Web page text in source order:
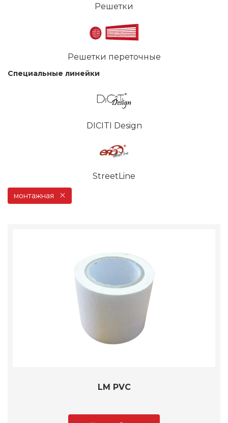
Решетки
Решетки переточные
Специальные линейки
DICITI Design
StreetLine
монтажная
LM PVC